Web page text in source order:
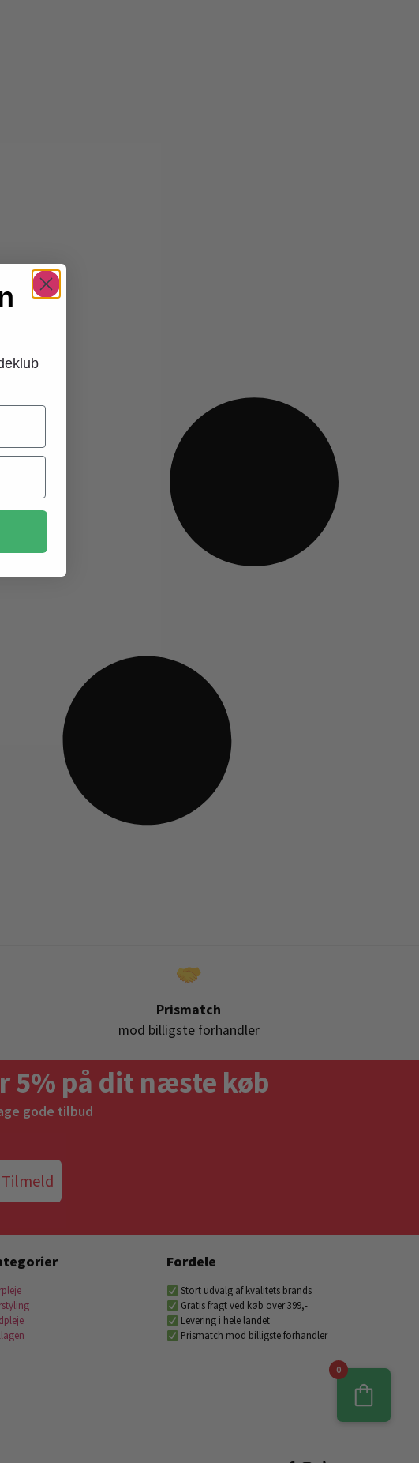
Prismatch
mod billigste forhandler
5% på dit næste køb
gode tilbud
Tilmeld
Fordele
Stort udvalg af kvalitets brands
Gratis fragt ved køb over 399,-
Levering i hele landet
Prismatch mod billigste forhandler
0